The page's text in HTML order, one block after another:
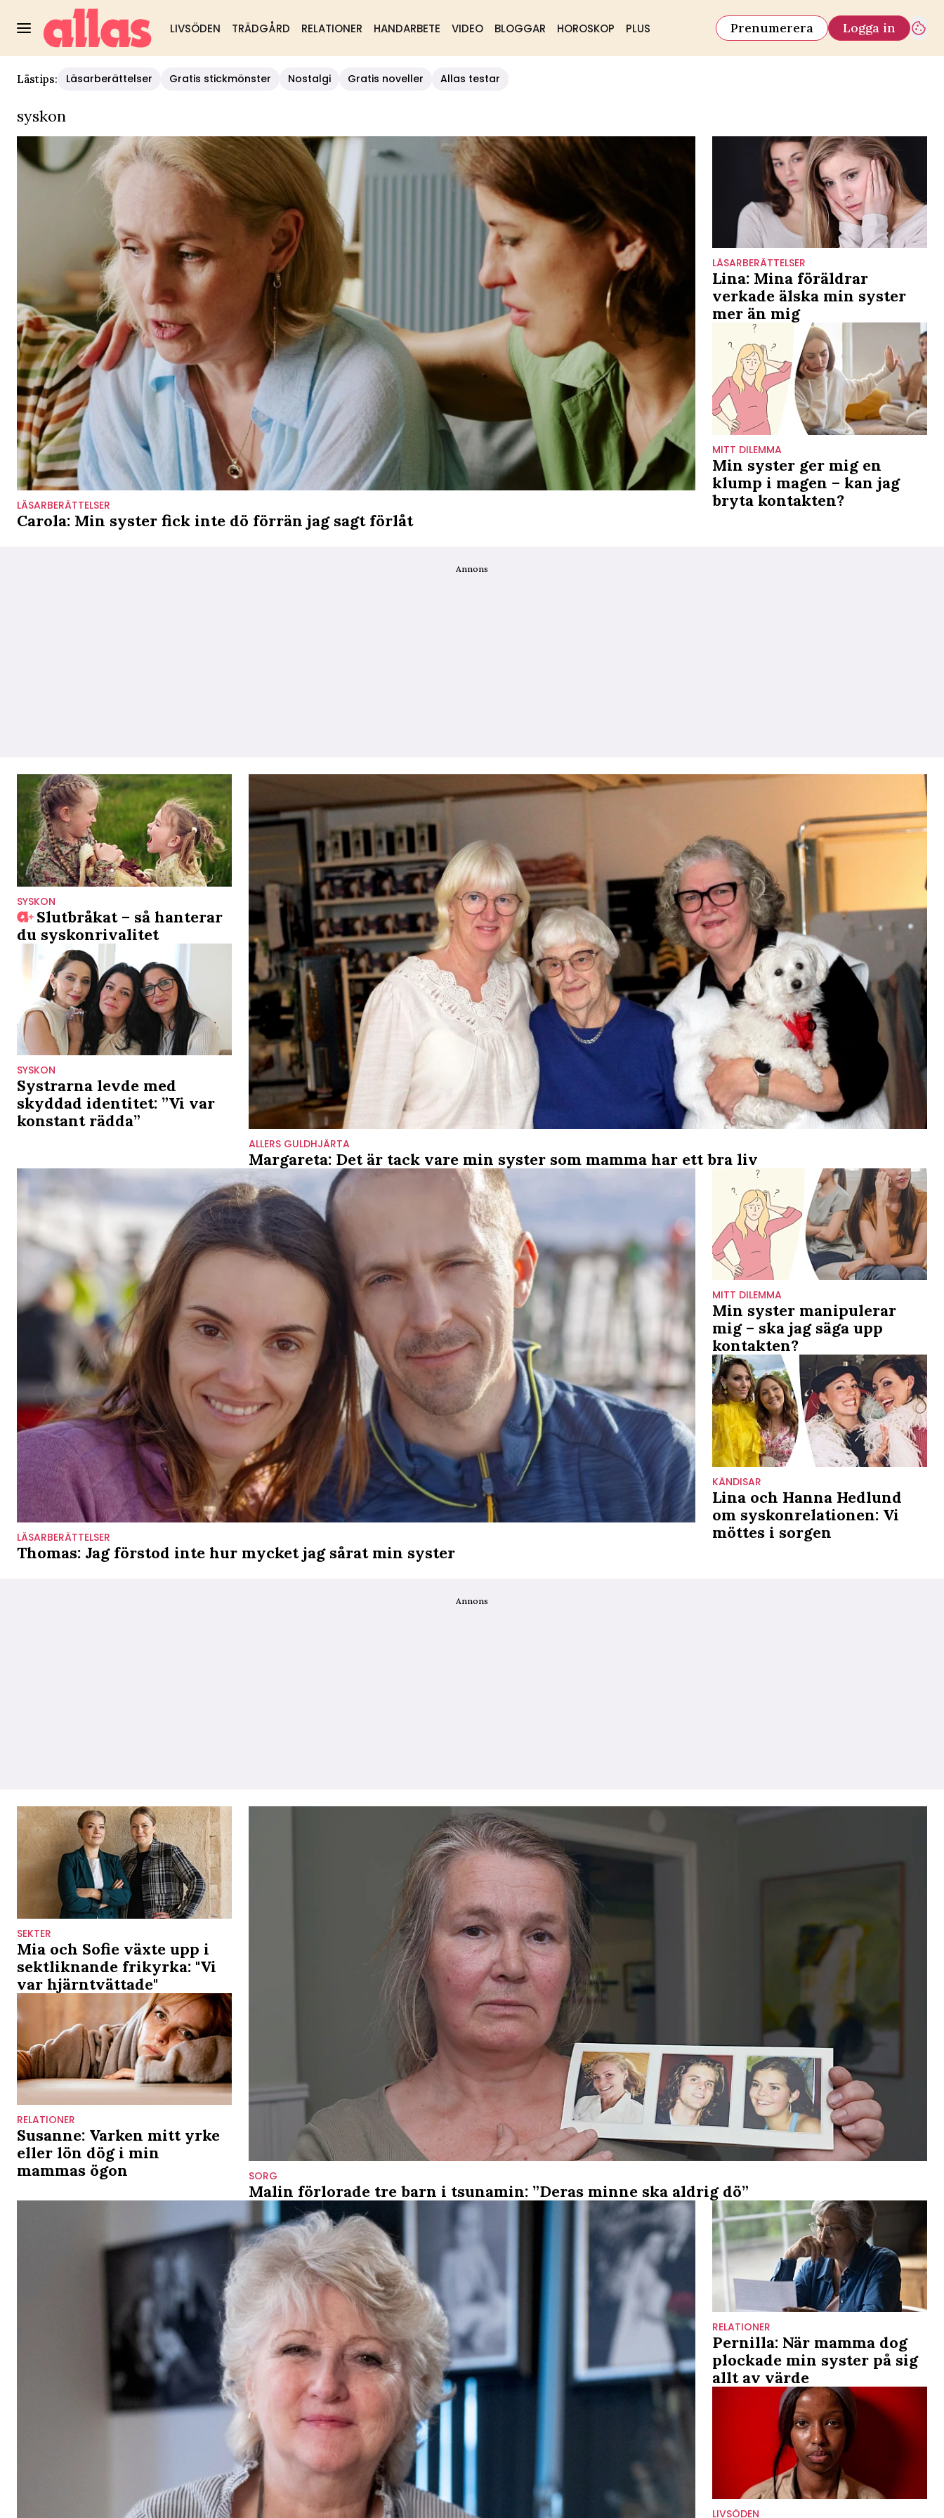
LIVSÖDEN TRÄDGÅRD RELATIONER HANDARBETE VIDEO BLOGGAR HOROSKOP PLUS Prenumerera Logga in
Lästips: Läsarberättelser Gratis stickmönster Nostalgi Gratis noveller Allas testar
syskon
LÄSARBERÄTTELSER
Carola: Min syster fick inte dö förrän jag sagt förlåt
LÄSARBERÄTTELSER
Lina: Mina föräldrar
verkade älska min syster
mer än mig
MITT DILEMMA
Min syster ger mig en
klump i magen – kan jag
bryta kontakten?
Annons
SYSKON
Slutbråkat – så hanterar
du syskonrivalitet
SYSKON
Systrarna levde med
skyddad identitet: ”Vi var
konstant rädda”
ALLERS GULDHJÄRTA
Margareta: Det är tack vare min syster som mamma har ett bra liv
LÄSARBERÄTTELSER
Thomas: Jag förstod inte hur mycket jag sårat min syster
MITT DILEMMA
Min syster manipulerar
mig – ska jag säga upp
kontakten?
KÄNDISAR
Lina och Hanna Hedlund
om syskonrelationen: Vi
möttes i sorgen
Annons
SEKTER
Mia och Sofie växte upp i
sektliknande frikyrka: "Vi
var hjärntvättade"
RELATIONER
Susanne: Varken mitt yrke
eller lön dög i min
mammas ögon
SORG
Malin förlorade tre barn i tsunamin: ”Deras minne ska aldrig dö”
RELATIONER
Pernilla: När mamma dog
plockade min syster på sig
allt av värde
LIVSÖDEN